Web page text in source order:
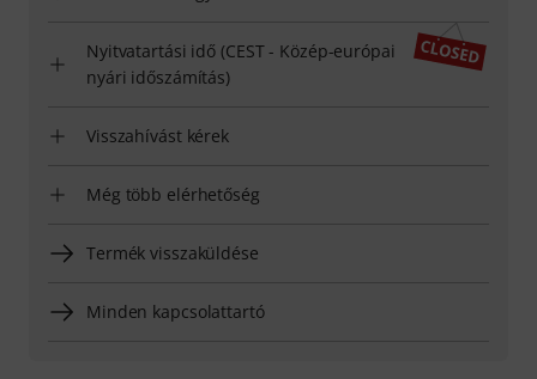
Nyitvatartási idő (CEST - Közép-európai
nyári időszámítás)
Visszahívást kérek
Még több elérhetőség
Termék visszaküldése
Minden kapcsolattartó